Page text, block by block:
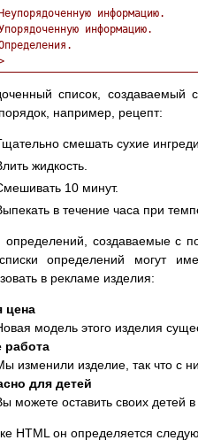
информацию.
информацию.
список,
например, рецепт:
смешать сухие
жидкость.
10 минут.
в течение часа при
определений, создаваемые с
определений могут
в рекламе изделия:
цена
модель этого изделия
изменили изделие, так что с
для детей
можете оставить своих детей
HTML он определяется